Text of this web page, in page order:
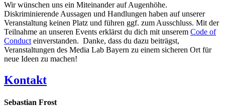
Wir wünschen uns ein Miteinander auf Augenhöhe.
Diskriminierende Aussagen und Handlungen haben auf unserer
Veranstaltung keinen Platz und führen ggf. zum Ausschluss. Mit der
Teilnahme an unseren Events erklärst du dich mit unserem Code of
Conducteinverstanden. Danke, dass du dazu beiträgst,
Veranstaltungen des Media Lab Bayern zu einem sicheren Ort für
neue Ideen zu machen!
Kontakt
Sebastian Frost